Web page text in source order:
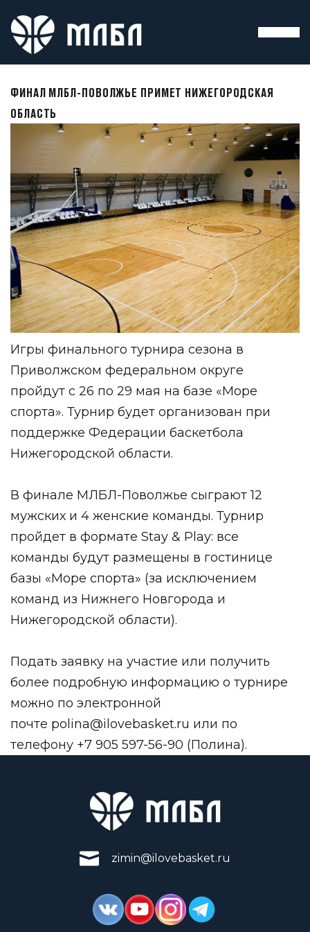
ФИНАЛ МЛБЛ-ПОВОЛЖЬЕ ПРИМЕТ НИЖЕГОРОДСКАЯ
ОБЛАСТЬ
Игры финального турнира сезона в
Приволжском федеральном округе
пройдут с 26 по 29 мая на базе «Море
спорта». Турнир будет организован при
поддержке Федерации баскетбола
Нижегородской области.
В финале МЛБЛ-Поволжье сыграют 12
мужских и 4 женские команды. Турнир
пройдет в формате Stay & Play: все
команды будут размещены в гостинице
базы «Море спорта» (за исключением
команд из Нижнего Новгорода и
Нижегородской области).
Подать заявку на участие или получить
более подробную информацию о турнире
можно по электронной
почте polina@ilovebasket.ru или по
телефону +7 905 597-56-90 (Полина).
zimin@ilovebasket.ru